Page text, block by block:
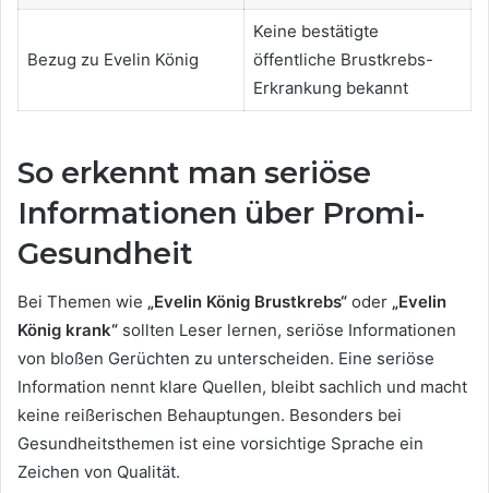
Bezug zu Evelin König
Keine bestätigte
öffentliche Brustkrebs-
Erkrankung bekannt
So erkennt man seriöse
Informationen über Promi-
Gesundheit
Bei Themen wie „Evelin König Brustkrebs“ oder „Evelin
König krank“ sollten Leser lernen, seriöse Informationen
von bloßen Gerüchten zu unterscheiden. Eine seriöse
Information nennt klare Quellen, bleibt sachlich und macht
keine reißerischen Behauptungen. Besonders bei
Gesundheitsthemen ist eine vorsichtige Sprache ein
Zeichen von Qualität.